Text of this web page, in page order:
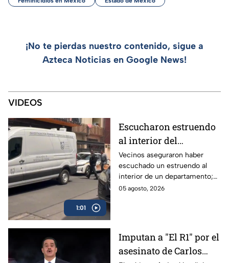
¡No te pierdas nuestro contenido, sigue a
Azteca Noticias en Google News!
VIDEOS
1:01
Escucharon estruendo
al interior del
inmueble: Hallan
muerto a un hombre en
departamento de San
Simón, Benito Juárez
Vecinos aseguraron haber
escuchado un estruendo al
interior de un departamento;
así fue el hallazgo del cuerpo
05 agosto, 2026
Imputan a "El R1" por el
asesinato de Carlos